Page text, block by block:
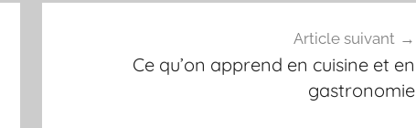
Article suivant
Ce qu’on apprend en cuisine et en
gastronomie